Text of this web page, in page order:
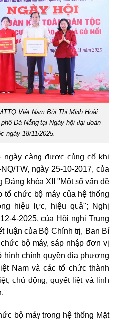
Việt Nam Bùi Thị Minh Hoài
Đà Nẵng tại Ngày hội đại đoàn
ngày 18/11/2025.
ngày càng được củng cố khi
TW, ngày 25-10-2017, của
Đảng khóa XII "Một số vấn đề
tổ chức bộ máy của hệ thống
hiệu lực, hiệu quả"; Nghị
4-2025, của Hội nghị Trung
luận của Bộ Chính trị, Ban Bí
bộ máy, sáp nhập đơn vị
hình chính quyền địa phương
Nam và các tổ chức thành
chủ động, quyết liệt và linh
bộ máy trong hệ thống Mặt